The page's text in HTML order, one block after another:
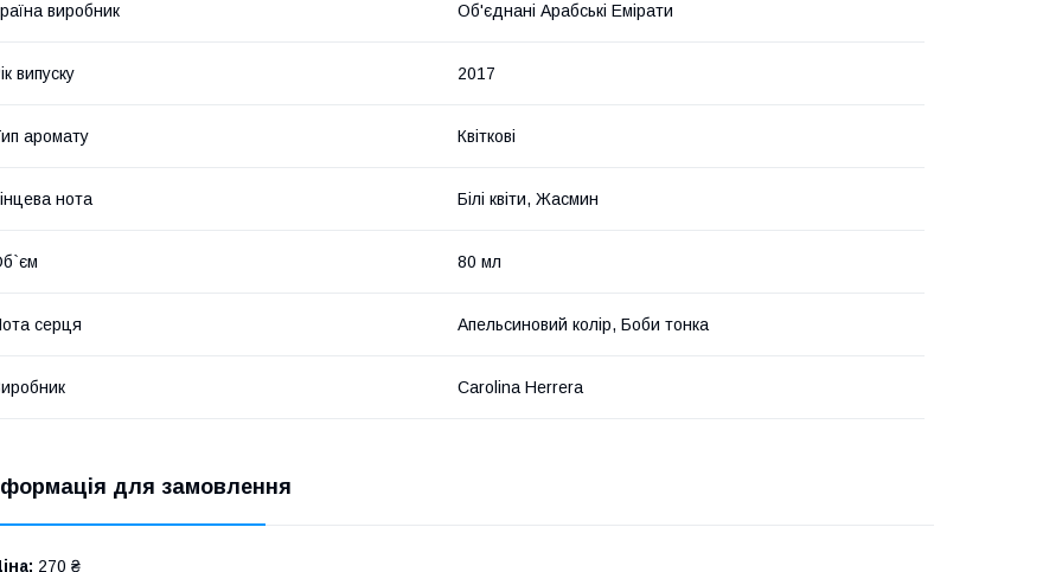
виробник Об'єднані Арабські Емірати
випуску 2017
аромату Квіткові
нота Білі квіти, Жасмин
80 мл
серця Апельсиновий колір, Боби тонка
Carolina Herrera
для замовлення
270 ₴